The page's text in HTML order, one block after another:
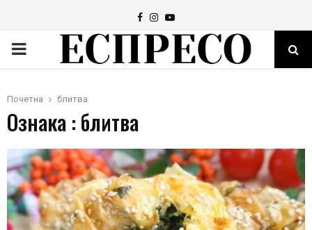
Facebook
Instagram
Youtube
PRIMARY
Почетна блитва
Ознака : блитва